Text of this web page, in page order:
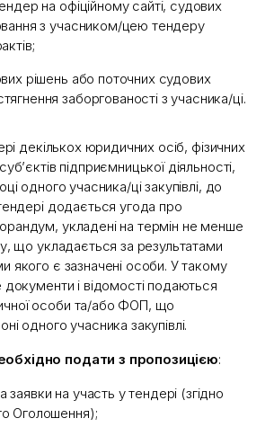
на офіційному сайті, судових
з учасником/цею тендеру
рішень або поточних судових
заборгованості з учасника/ці.
декількох юридичних осіб, фізичних
підприємницької діяльності,
одного учасника/ці закупівлі, до
додається угода про
укладені на термін не менше
що укладається за результатами
якого є зазначені особи. У такому
документи і відомості подаються
особи та/або ФОП, що
одного учасника закупівлі.
подати з пропозицією:
на участь у тендері (згідно
Оголошення);